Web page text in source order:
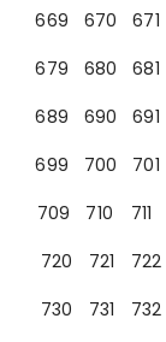
669
670 671
679
680 681
689
690 691
699
700 701
709
710 711
720
721 722
730
731 732